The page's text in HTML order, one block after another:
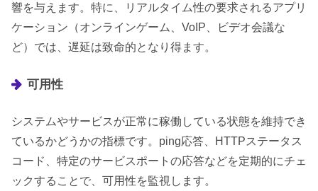
響を与えます。特に、リアルタイム性の要求されるアプリ
ケーション（オンラインゲーム、VoIP、ビデオ会議な
ど）では、遅延は致命的となり得ます。
可用性
システムやサービスが正常に稼働している状態を維持でき
ているかどうかの指標です。ping応答、HTTPステータス
コード、特定のサービスポートの応答などを定期的にチェ
ックすることで、可用性を監視します。